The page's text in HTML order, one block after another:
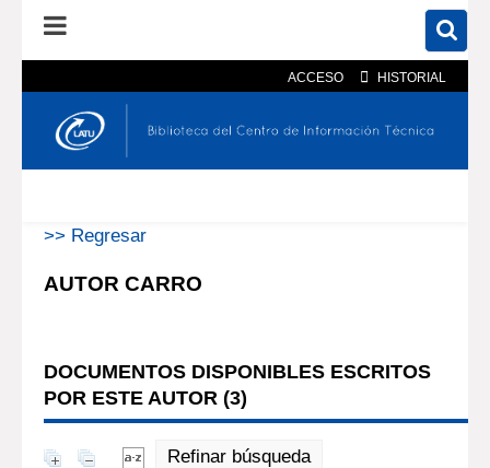
ACCESO HISTORIAL
En el catálogo En el sitio
>> Regresar
AUTOR CARRO
DOCUMENTOS DISPONIBLES ESCRITOS
POR ESTE AUTOR (3)
Refinar búsqueda